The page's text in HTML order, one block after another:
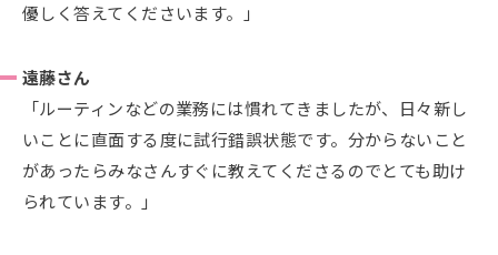
優しく答えてくださいます。」
遠藤さん
「ルーティンなどの業務には慣れてきましたが、日々新し
いことに直面する度に試行錯誤状態です。分からないこと
があったらみなさんすぐに教えてくださるのでとても助け
られています。」